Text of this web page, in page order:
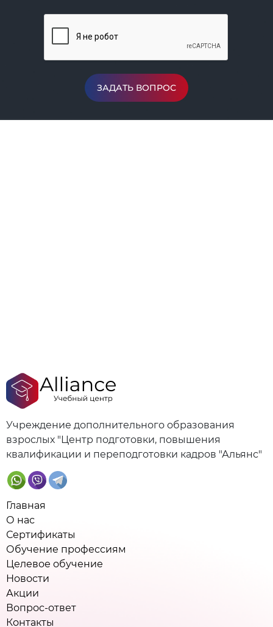
ЗАДАТЬ ВОПРОС
Учреждение дополнительного образования
взрослых "Центр подготовки, повышения
квалификации и переподготовки кадров "Альянс"
Главная
О нас
Сертификаты
Обучение профессиям
Целевое обучение
Новости
Акции
Вопрос-ответ
Контакты